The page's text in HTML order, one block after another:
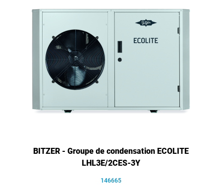
BITZER - Groupe de condensation ECOLITE
LHL3E/2CES-3Y
146665